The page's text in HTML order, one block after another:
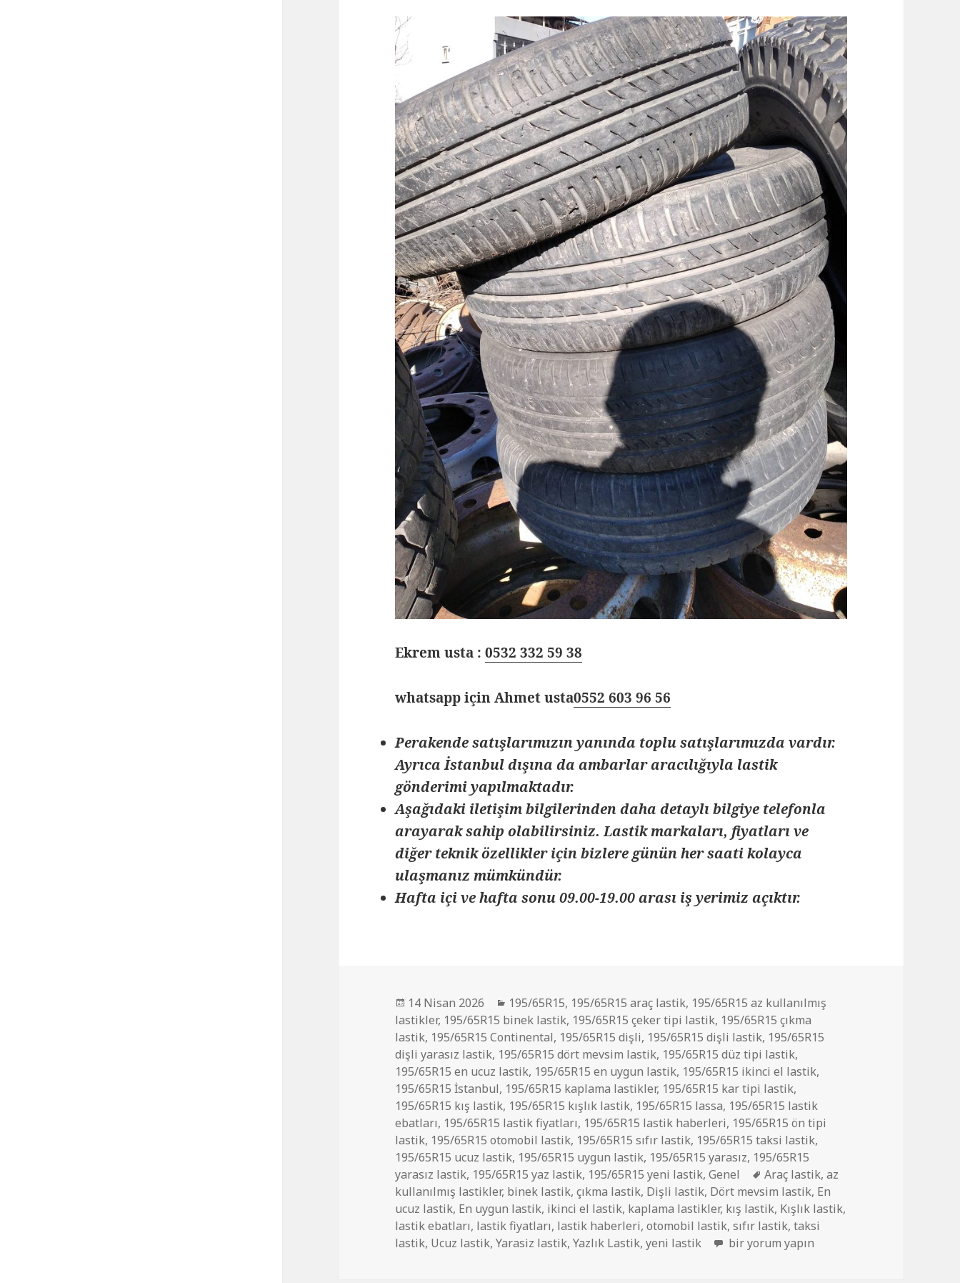
Ekrem usta :0532 332 59 38
whatsapp için Ahmet usta0552 603 96 56
Perakende satışlarımızın yanında toplu satışlarımızda vardır.
Ayrıca İstanbul dışına da ambarlar aracılığıyla lastik
gönderimi yapılmaktadır.
Aşağıdaki iletişim bilgilerinden daha detaylı bilgiye telefonla
arayarak sahip olabilirsiniz. Lastik markaları, fiyatları ve
diğer teknik özellikler için bizlere günün her saati kolayca
ulaşmanız mümkündür.
Hafta içi ve hafta sonu 09.00-19.00 arası iş yerimiz açıktır.
Yayın
tarihi
14 Nisan 2026 Kategoriler
195/65R15, 195/65R15 araç lastik, 195/65R15 az kullanılmış
lastikler, 195/65R15 binek lastik, 195/65R15 çeker tipi lastik, 195/65R15 çıkma
lastik, 195/65R15 Continental, 195/65R15 dişli, 195/65R15 dişli lastik, 195/65R15
dişli yarasız lastik, 195/65R15 dört mevsim lastik, 195/65R15 düz tipi lastik,
195/65R15 en ucuz lastik, 195/65R15 en uygun lastik, 195/65R15 ikinci el lastik,
195/65R15 İstanbul, 195/65R15 kaplama lastikler, 195/65R15 kar tipi lastik,
195/65R15 kış lastik, 195/65R15 kışlık lastik, 195/65R15 lassa, 195/65R15 lastik
ebatları, 195/65R15 lastik fiyatları, 195/65R15 lastik haberleri, 195/65R15 ön tipi
lastik, 195/65R15 otomobil lastik, 195/65R15 sıfır lastik, 195/65R15 taksi lastik,
195/65R15 ucuz lastik, 195/65R15 uygun lastik, 195/65R15 yarasız, 195/65R15
yarasız lastik, 195/65R15 yaz lastik, 195/65R15 yeni lastik,Genel Etiketler
Araç lastik,az
kullanılmış lastikler, binek lastik,çıkma lastik, Dişli lastik, Dört mevsim lastik, En
ucuz lastik, En uygun lastik, ikinci el lastik, kaplama lastikler, kış lastik, Kışlık lastik,
lastik ebatları, lastik fiyatları, lastik haberleri,otomobil lastik,sıfır lastik,taksi
lastik, Ucuz lastik,Yarasiz lastik,Yazlık Lastik,yeni lastik 195/65R15 İKİNCİ EL DİŞLİ ÇIKMA LASTİK
bir yorum yapın